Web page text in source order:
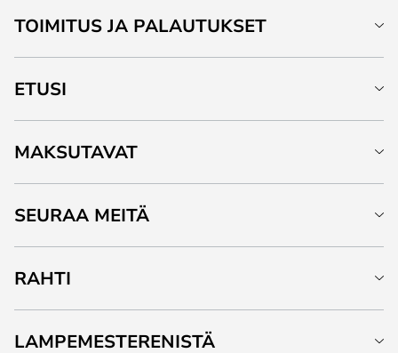
TOIMITUS JA PALAUTUKSET
ETUSI
MAKSUTAVAT
SEURAA MEITÄ
RAHTI
LAMPEMESTERENISTÄ